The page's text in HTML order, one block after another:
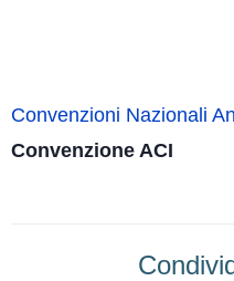
Convenzioni Nazionali
Convenzione ACI